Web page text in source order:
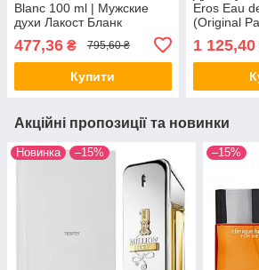
Blanc 100 ml | Мужские
духи Лакост Бланк
477,36 ₴ 795,60 ₴
Купити
Eros Eau
(Original
100 мл all
1 125,40
Акційні пропозиції та новинки
Новинка –15% –15%